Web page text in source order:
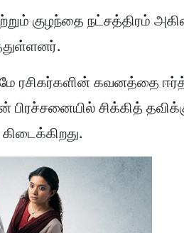
குழந்தை நட்சத்திரம்
ரசிகர்களின் கவனத்தை
சிக்கித்